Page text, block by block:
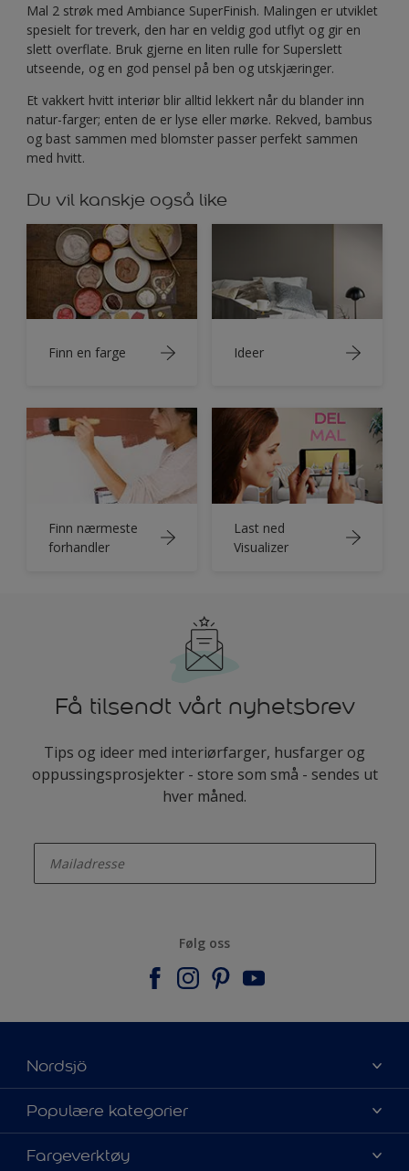
Mal 2 strøk med Ambiance SuperFinish. Malingen er utviklet
spesielt for treverk, den har en veldig god utflyt og gir en
slett overflate. Bruk gjerne en liten rulle for Superslett
utseende, og en god pensel på ben og utskjæringer.
Et vakkert hvitt interiør blir alltid lekkert når du blander inn
natur-farger; enten de er lyse eller mørke. Rekved, bambus
og bast sammen med blomster passer perfekt sammen
med hvitt.
Du vil kanskje også like
Finn en farge Ideer
Finn nærmeste
forhandler
Last ned
Visualizer
Få tilsendt vårt nyhetsbrev
Tips og ideer med interiørfarger, husfarger og
oppussingsprosjekter - store som små - sendes ut
hver måned.
Følg oss
Nordsjö
Om Nordsjö
Kontakt oss
Finn en butikk
Populære kategorier
Finn farge
Fargeverktøy